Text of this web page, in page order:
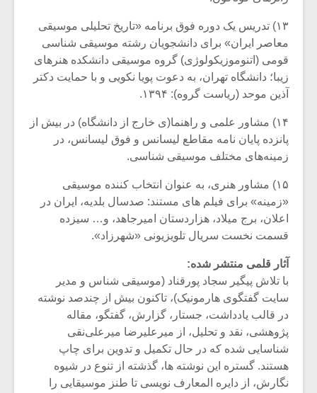
۱۳) تدریس یک دوره فوق برنامه «تاریخ تحلیلی موسیقی
معاصر ایران» برای دانشجویان رشته موسیقی شناسی
قومی (اتنوموزیکولوژی) گروه موسیقی دانشکده هنرهای
زیبا؛ دانشگاه تهران، به دعوت پویا نکویی و با حمایت دکتر
آذین موحد (ریاست گروه): ۱۳۹۴.
۱۴) مشاور علمی و راهنما(ی خارج از دانشگاه) در بیش از
پانزده پایان نامه مقاطع لیسانس و فوق لیسانس، در
زمینه‌های مختلف موسیقی شناسی.
۱۵) مشاور هنری، به عنوان انتخاب کننده موسیقی
«زمینه» برای فیلم های مستند: صدسال بلدیه، ایران در
اعلان، برج میلاد، هزاردستان امیرجاهد، و… سیزده
قسمت نخست سریال تلویزیونی «شهرزاد».
آثار قلمی منتشر شده:
با تلاش پیگیر سجاد پورقناد (موسیقی شناس و مدیر
سایت گفتگوی هارمونیک)، تاکنون بیش از چندصد نوشته
در قالب یادداشت، جستار، گزارش، گفتگو، مقاله
پژوهشی، نقد و تحلیل، از میرعلیرضا میرعلی‌نقی
شناسایی شده که در حال تکمیل و تدوین برای چاپ
هستند. گستره این نوشته ها، گذشته از تنوع در شیوه
نگارش، از دایره المعارف نویسی تا طنز موسیقایی را